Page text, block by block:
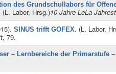
des Grundschullabors für
(L. Labor, Hrsg.)10 Jahre LeLa
SINUS trifft GOFEX. (L. Labor,
, 79.
– Lernbereiche der Primarstufe